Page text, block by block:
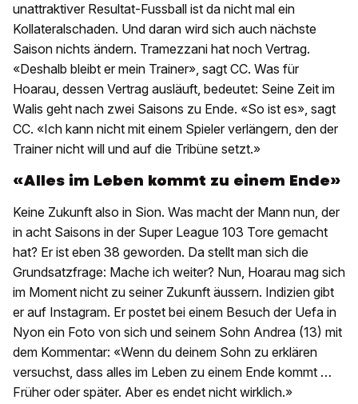
unattraktiver Resultat-Fussball ist da nicht mal ein
Kollateralschaden. Und daran wird sich auch nächste
Saison nichts ändern. Tramezzani hat noch Vertrag.
«Deshalb bleibt er mein Trainer», sagt CC. Was für
Hoarau, dessen Vertrag ausläuft, bedeutet: Seine Zeit im
Walis geht nach zwei Saisons zu Ende. «So ist es», sagt
CC. «Ich kann nicht mit einem Spieler verlängern, den der
Trainer nicht will und auf die Tribüne setzt.»
«Alles im Leben kommt zu einem Ende»
Keine Zukunft also in Sion. Was macht der Mann nun, der
in acht Saisons in der Super League 103 Tore gemacht
hat? Er ist eben 38 geworden. Da stellt man sich die
Grundsatzfrage: Mache ich weiter? Nun, Hoarau mag sich
im Moment nicht zu seiner Zukunft äussern. Indizien gibt
er auf Instagram. Er postet bei einem Besuch der Uefa in
Nyon ein Foto von sich und seinem Sohn Andrea (13) mit
dem Kommentar: «Wenn du deinem Sohn zu erklären
versuchst, dass alles im Leben zu einem Ende kommt …
Früher oder später. Aber es endet nicht wirklich.»